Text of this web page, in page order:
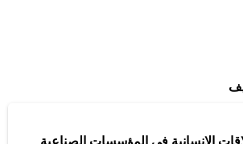
الانسانية في المؤسسات الصناعية